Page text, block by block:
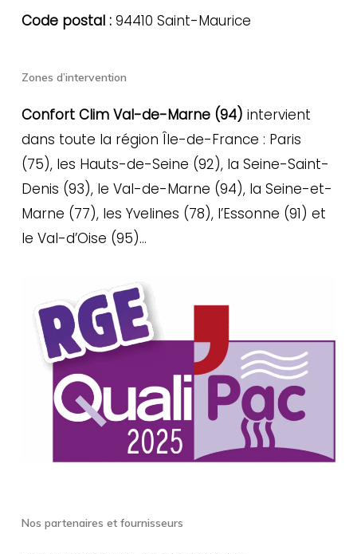
Code postal :94410 Saint-Maurice
Zones d’intervention
Confort Clim Val-de-Marne (94) intervient
dans toute la région Île-de-France : Paris
(75), les Hauts-de-Seine (92), la Seine-Saint-
Denis (93), le Val-de-Marne (94), la Seine-et-
Marne (77), les Yvelines (78), l’Essonne (91) et
le Val-d’Oise (95)…
Nos partenaires et fournisseurs